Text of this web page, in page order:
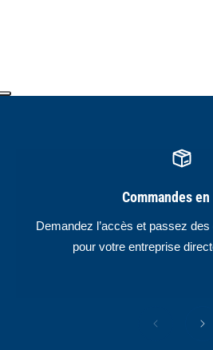
Commandes
Demandez l’accès et passez
pour votre entreprise